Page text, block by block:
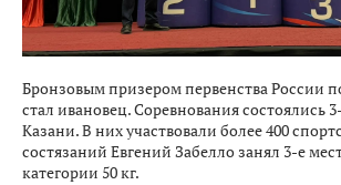
Бронзовым призером первенства России
стал ивановец. Соревнования состоялись
Казани. В них участвовали более 400
состязаний Евгений Забелло занял 3-е
категории 50 кг.